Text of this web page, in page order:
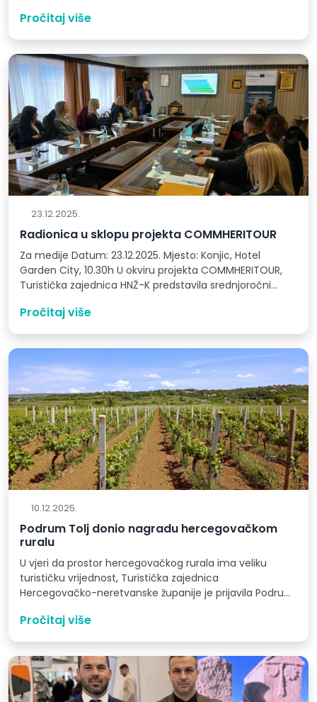
Pročitaj više
23.12.2025.
Radionica u sklopu projekta COMMHERITOUR
Za medije Datum: 23.12.2025. Mjesto: Konjic, Hotel
Garden City, 10.30h U okviru projekta COMMHERITOUR,
Turistička zajednica HNŽ-K predstavila srednjoročni
Pročitaj više
10.12.2025.
Podrum Tolj donio nagradu hercegovačkom
ruralu
U vjeri da prostor hercegovačkog rurala ima veliku
turističku vrijednost, Turistička zajednica
Hercegovačko-neretvanske županije je prijavila Podrum
Pročitaj više